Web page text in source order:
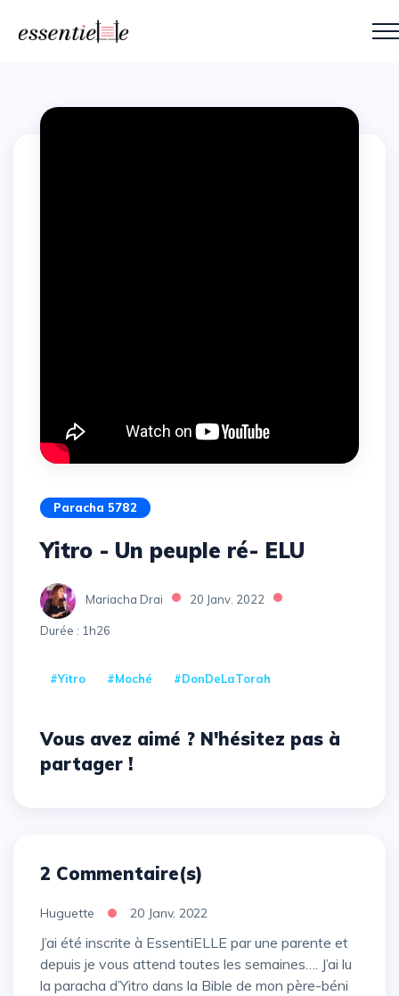
Paracha 5782
Yitro - Un peuple ré- ELU
Mariacha Drai 20 Janv. 2022
Durée : 1h26
#Yitro #Moché #DonDeLaTorah
Vous avez aimé ? N'hésitez pas à
partager !
2 Commentaire(s)
Huguette 20 Janv. 2022
J’ai été inscrite à EssentiELLE par une parente et
depuis je vous attend toutes les semaines…. J’ai lu
la paracha d’Yitro dans la Bible de mon père-béni